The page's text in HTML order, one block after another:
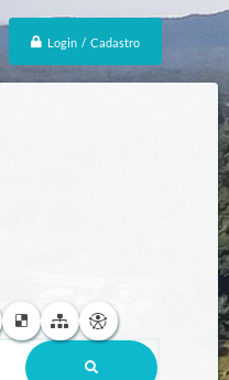
Login / Cadastro